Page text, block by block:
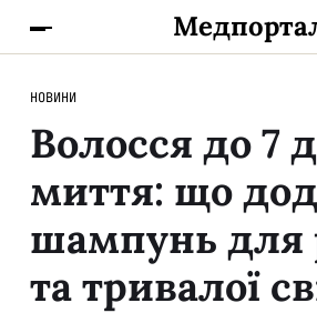
НОВИНИ
Волосся до 7
миття: що
шампунь для
та тривалої